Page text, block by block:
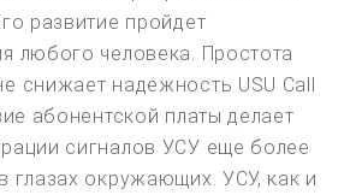
развитие пройдет
любого человека. Простота
снижает надежность USU Call
абонентской платы делает
сигналов УСУ еще более
глазах окружающих. УСУ, как и